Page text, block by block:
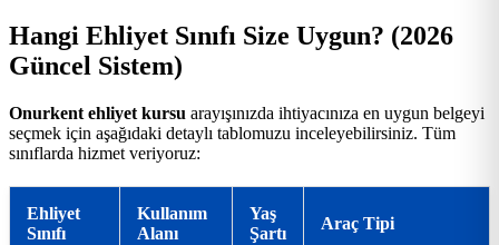
Hangi Ehliyet Sınıfı Size Uygun? (2026
Güncel Sistem)
Onurkent ehliyet kursu arayışınızda ihtiyacınıza en uygun belgeyi
seçmek için aşağıdaki detaylı tablomuzu inceleyebilirsiniz. Tüm
sınıflarda hizmet veriyoruz:
Ehliyet
Sınıfı
Kullanım
Alanı
Yaş
Şartı
Araç Tipi